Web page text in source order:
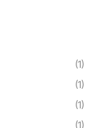
(1)
(1)
(1)
(1)